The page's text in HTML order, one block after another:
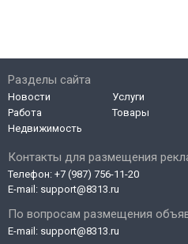
Контакты для размещения
Телефон: +7 (987) 756-11-20
E-mail: support@8313.ru
По вопросам размещения
E-mail: support@8313.ru
Разделы сайта
Новости
Работа
Недвижимость
Услуги
Товары